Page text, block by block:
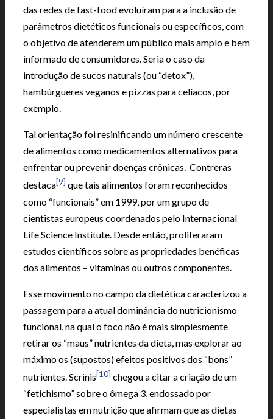
das redes de fast-food evoluíram para a inclusão de
parâmetros dietéticos funcionais ou específicos, com
o objetivo de atenderem um público mais amplo e bem
informado de consumidores. Seria o caso da
introdução de sucos naturais (ou “detox”),
hambúrgueres veganos e pizzas para celíacos, por
exemplo.
Tal orientação foi resinificando um número crescente
de alimentos como medicamentos alternativos para
enfrentar ou prevenir doenças crônicas. Contreras
destaca[9] que tais alimentos foram reconhecidos
como “funcionais” em 1999, por um grupo de
cientistas europeus coordenados pelo Internacional
Life Science Institute. Desde então, proliferaram
estudos científicos sobre as propriedades benéficas
dos alimentos – vitaminas ou outros componentes.
Esse movimento no campo da dietética caracterizou a
passagem para a atual dominância do nutricionismo
funcional, na qual o foco não é mais simplesmente
retirar os “maus” nutrientes da dieta, mas explorar ao
máximo os (supostos) efeitos positivos dos “bons”
nutrientes. Scrinis[10] chegou a citar a criação de um
“fetichismo” sobre o ômega 3, endossado por
especialistas em nutrição que afirmam que as dietas